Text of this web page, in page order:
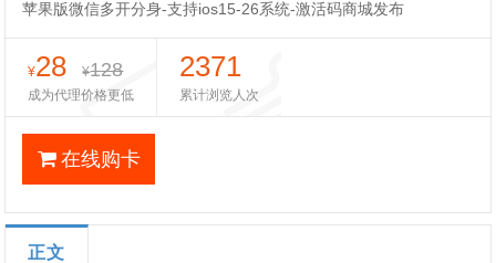
苹果版微信多开分身-支持ios15-26系统-激活码商城发布
¥28 ¥128
成为代理价格更低
2371
累计浏览人次
在线购卡
正文